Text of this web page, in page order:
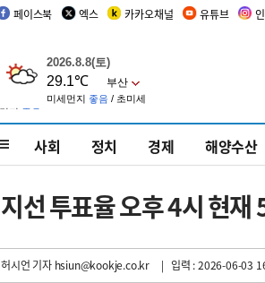
페이스북 엑스 카카오채널 유튜브
사회 정치 경제 해양수산
지선 투표율 오후 4시 현
허시언 기자hsiun@kookje.co.kr | 입력 : 2026-06-03